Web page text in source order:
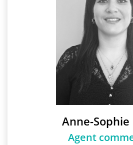
Anne-Sophie
Agent